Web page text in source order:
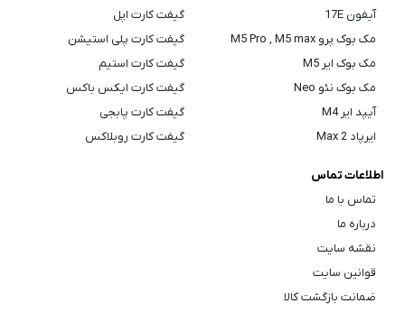
آیفون 17E
مک بوک پرو M5 Pro , M5 max
مک بوک ایر M5
مک بوک نئو Neo
آیپد ایر M4
ایرپاد Max 2
گیفت کارت اپل
گیفت کارت پلی استیشن
گیفت کارت استیم
گیفت کارت ایکس باکس
گیفت کارت پابجی
گیفت کارت روبلاکس
اطلاعات تماس
تماس با ما
درباره ما
نقشه سایت
قوانین سایت
ضمانت بازگشت کالا